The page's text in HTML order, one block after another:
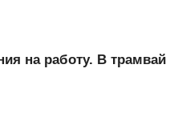
на работу. В трамвай